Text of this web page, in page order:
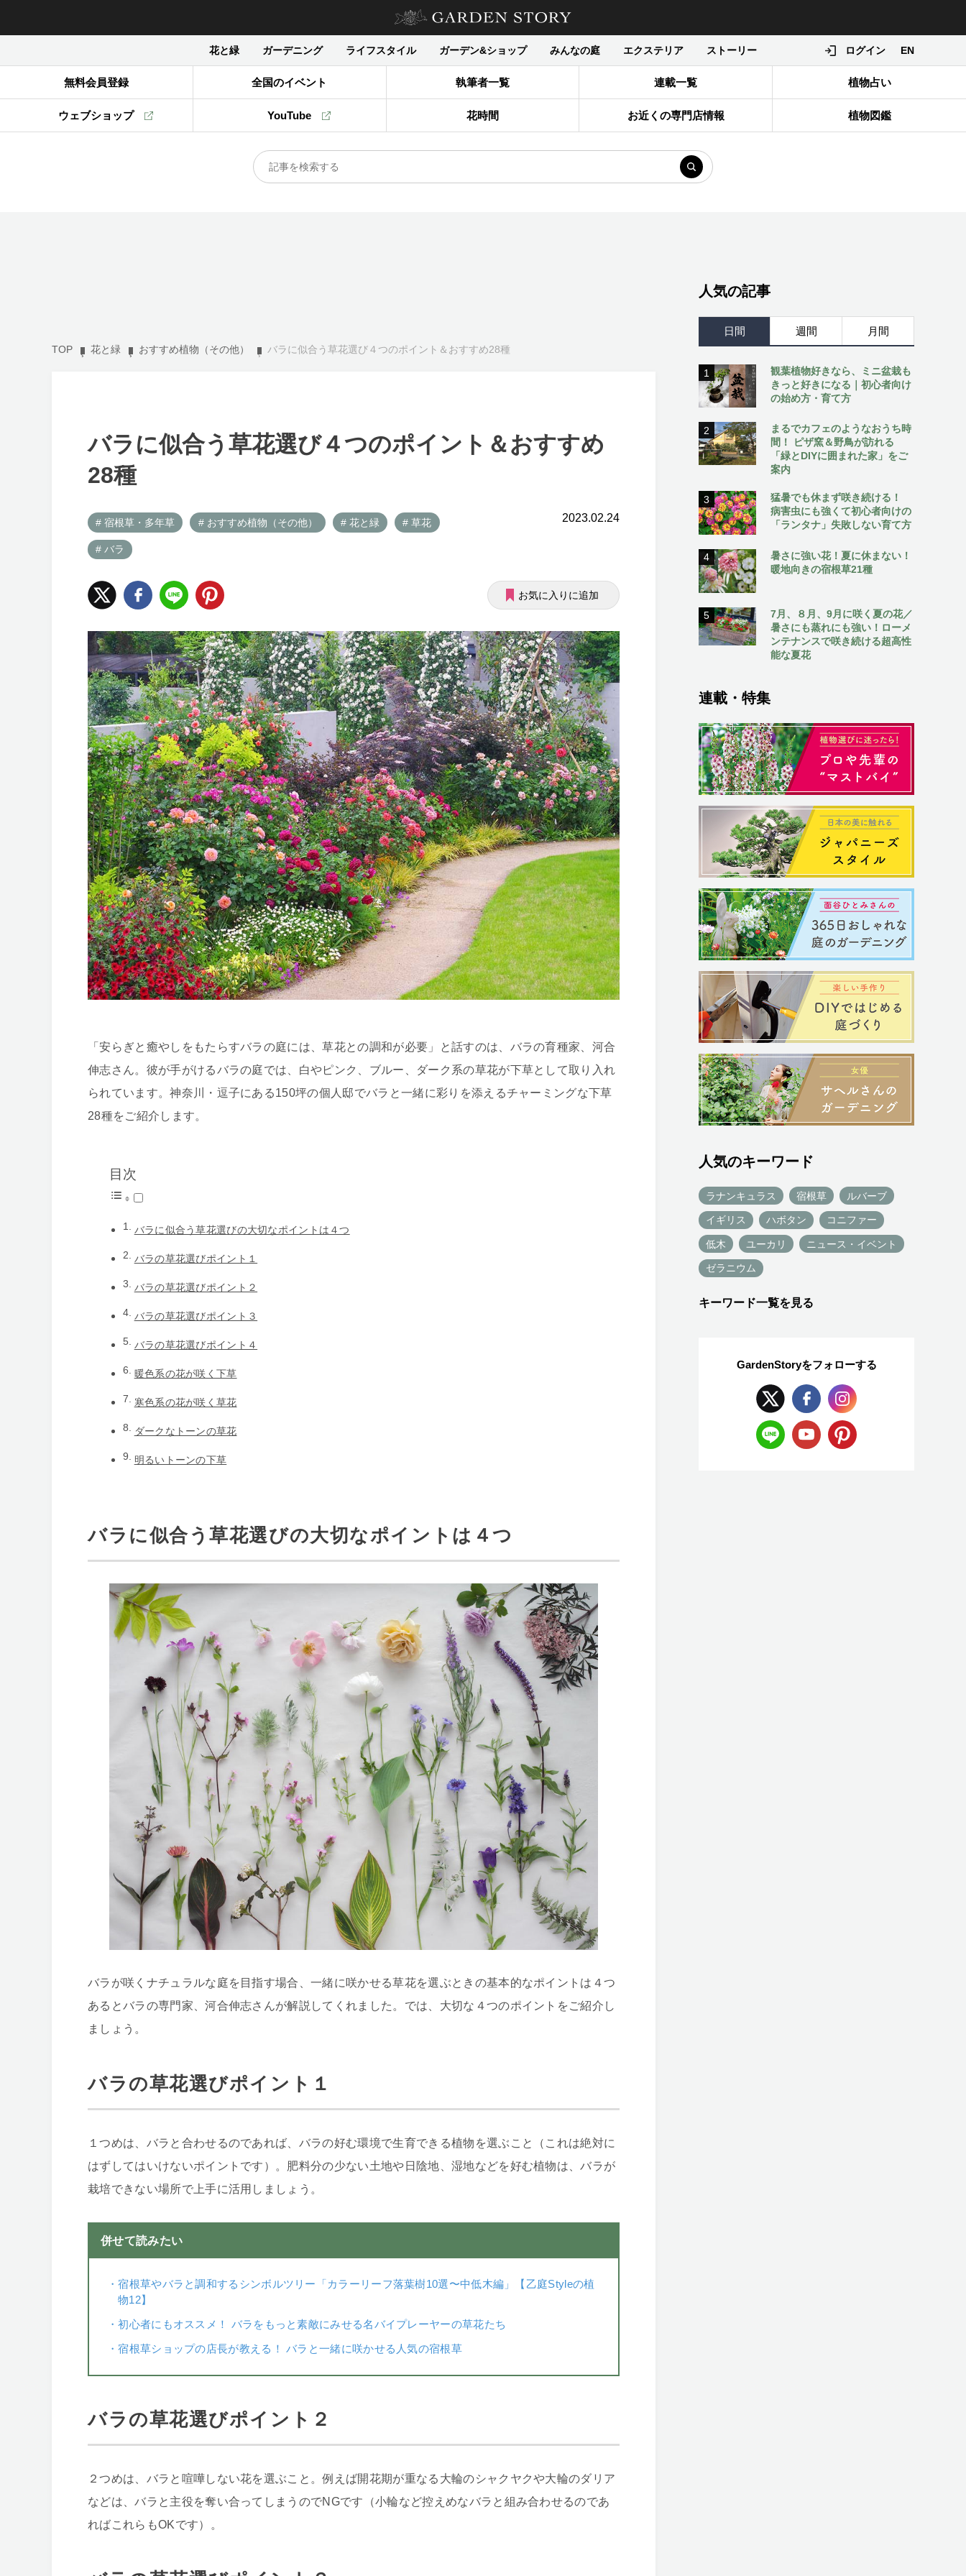
花と緑 ガーデニング ライフスタイル ガーデン&ショップ みんなの庭 エクステリア ストーリー ログイン EN
無料会員登録 全国のイベント 執筆者一覧 連載一覧 植物占い
ウェブショップ YouTube 花時間 お近くの専門店情報 植物図鑑
TOP 花と緑 おすすめ植物（その他） バラに似合う草花選び４つのポイント＆おすすめ28種
バラに似合う草花選び４つのポイント＆おすすめ
28種
# 宿根草・多年草 # おすすめ植物（その他） # 花と緑 # 草花
# バラ
2023.02.24
お気に入りに追加
「安らぎと癒やしをもたらすバラの庭には、草花との調和が必要」と話すのは、バラの育種家、河合
伸志さん。彼が手がけるバラの庭では、白やピンク、ブルー、ダーク系の草花が下草として取り入れ
られています。神奈川・逗子にある150坪の個人邸でバラと一緒に彩りを添えるチャーミングな下草
28種をご紹介します。
目次
バラに似合う草花選びの大切なポイントは４つ
バラの草花選びポイント１
バラの草花選びポイント２
バラの草花選びポイント３
バラの草花選びポイント４
暖色系の花が咲く下草
寒色系の花が咲く草花
ダークなトーンの草花
明るいトーンの下草
バラに似合う草花選びの大切なポイントは４つ
バラが咲くナチュラルな庭を目指す場合、一緒に咲かせる草花を選ぶときの基本的なポイントは４つ
あるとバラの専門家、河合伸志さんが解説してくれました。では、大切な４つのポイントをご紹介し
ましょう。
バラの草花選びポイント１
１つめは、バラと合わせるのであれば、バラの好む環境で生育できる植物を選ぶこと（これは絶対に
はずしてはいけないポイントです）。肥料分の少ない土地や日陰地、湿地などを好む植物は、バラが
栽培できない場所で上手に活用しましょう。
併せて読みたい
・宿根草やバラと調和するシンボルツリー「カラーリーフ落葉樹10選〜中低木編」【乙庭Styleの植
物12】
・初心者にもオススメ！ バラをもっと素敵にみせる名バイプレーヤーの草花たち
・宿根草ショップの店長が教える！ バラと一緒に咲かせる人気の宿根草
バラの草花選びポイント２
２つめは、バラと喧嘩しない花を選ぶこと。例えば開花期が重なる大輪のシャクヤクや大輪のダリア
などは、バラと主役を奪い合ってしまうのでNGです（小輪など控えめなバラと組み合わせるのであ
ればこれらもOKです）。
人気の記事
日間 週間 月間
1
観葉植物好きなら、ミニ盆栽も
きっと好きになる｜初心者向け
の始め方・育て方
2
まるでカフェのようなおうち時
間！ ピザ窯＆野鳥が訪れる
「緑とDIYに囲まれた家」をご
案内
3
猛暑でも休まず咲き続ける！
病害虫にも強くて初心者向けの
「ランタナ」失敗しない育て方
4
暑さに強い花！夏に休まない！
暖地向きの宿根草21種
5
7月、８月、9月に咲く夏の花／
暑さにも蒸れにも強い！ローメ
ンテナンスで咲き続ける超高性
能な夏花
連載・特集
人気のキーワード
ラナンキュラス 宿根草 ルバーブ
イギリス ハボタン コニファー
低木 ユーカリ ニュース・イベント
ゼラニウム
キーワード一覧を見る
GardenStoryをフォローする